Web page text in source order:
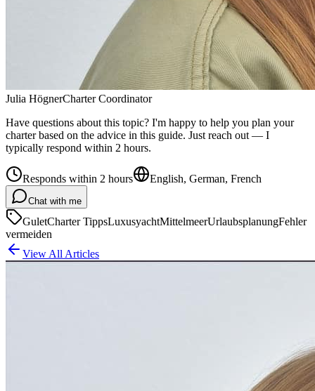
Julia HögnerCharter Coordinator
Have questions about this topic? I'm happy to help you plan your
charter based on the advice in this guide. Just reach out — I
typically respond within 2 hours.
Responds within 2 hours English, German, French
Chat with me
GuletCharter TippsLuxusyachtMittelmeerUrlaubsplanungFehler
vermeiden
View All Articles